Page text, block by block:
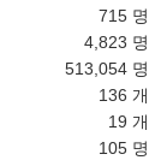
715 명
4,823 명
513,054 명
136 개
19 개
105 명